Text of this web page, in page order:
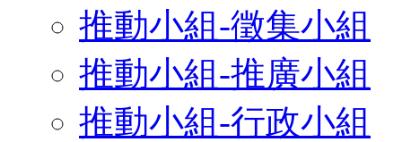
推動小組-徵集小組
推動小組-推廣小組
推動小組-行政小組